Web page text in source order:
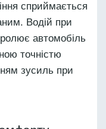
сприймається
Водій при
автомобіль
точністю
зусиль при